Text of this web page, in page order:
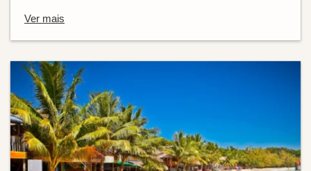
Ver mais